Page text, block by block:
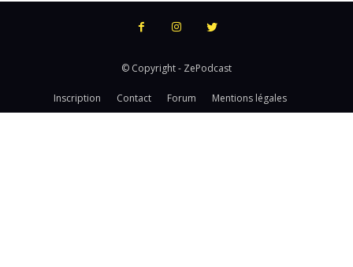
© Copyright - ZePodcast
Inscription Contact Forum Mentions légales